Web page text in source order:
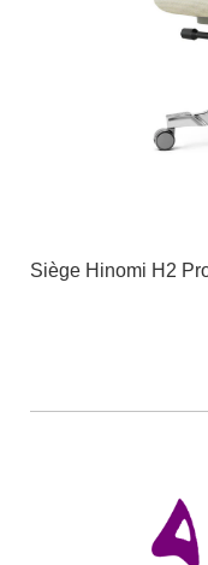
Siège Hinomi H2